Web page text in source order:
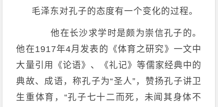
毛泽东对孔子的态度有一个变化的过程。
他在长沙求学时是颇为崇信孔子的。
他在1917年4月发表的《体育之研究》一文中
大量引用《论语》、《礼记》等儒家经典中的
典故、成语，称孔子为“圣人”，赞扬孔子讲卫
生重体育，“孔子七十二而死，未闻其身体不